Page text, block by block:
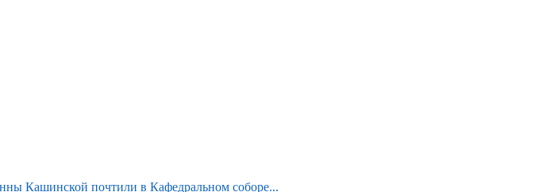
Кашинской почтили в Кафедральном соборе...